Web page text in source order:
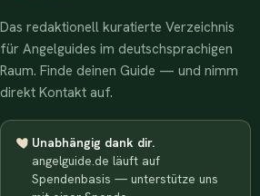
Das redaktionell kuratierte Verzeichnis
für Angelguides im deutschsprachigen
Raum. Finde deinen Guide — und nimm
direkt Kontakt auf.
Unabhängig dank dir.
angelguide.de läuft auf
Spendenbasis — unterstütze uns